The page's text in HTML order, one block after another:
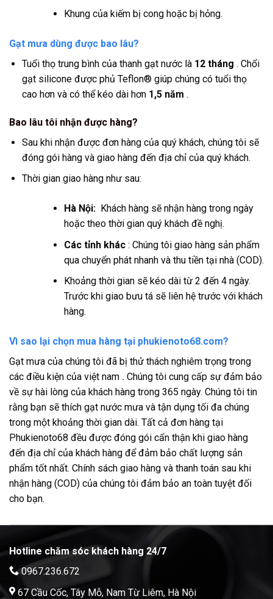
Khung của kiếm bị cong hoặc bị hỏng.
Gạt mưa dùng được bao lâu?
Tuổi thọ trung bình của thanh gạt nước là 12 tháng . Chổi
gạt silicone được phủ Teflon® giúp chúng có tuổi thọ
cao hơn và có thể kéo dài hơn 1,5 năm .
Bao lâu tôi nhận được hàng?
Sau khi nhận được đơn hàng của quý khách, chúng tôi sẽ
đóng gói hàng và giao hàng đến địa chỉ của quý khách.
Thời gian giao hàng như sau:
Hà Nội:Khách hàng sẽ nhận hàng trong ngày
hoặc theo thời gian quý khách đề nghị.
Các tỉnh khác: Chúng tôi giao hàng sản phẩm
qua chuyển phát nhanh và thu tiền tại nhà (COD).
Khoảng thời gian sẽ kéo dài từ 2 đến 4 ngày.
Trước khi giao bưu tá sẽ liên hệ trước với khách
hàng.
Vì sao lại chọn mua hàng tại phukienoto68.com?
Gạt mưa của chúng tôi đã bị thử thách nghiêm trọng trong
các điều kiện của việt nam . Chúng tôi cung cấp sự đảm bảo
về sự hài lòng của khách hàng trong 365 ngày. Chúng tôi tin
rằng bạn sẽ thích gạt nước mưa và tận dụng tối đa chúng
trong một khoảng thời gian dài. Tất cả đơn hàng tại
Phukienoto68 đều được đóng gói cẩn thận khi giao hàng
đến địa chỉ của khách hàng để đảm bảo chất lượng sản
phẩm tốt nhất. Chính sách giao hàng và thanh toán sau khi
nhận hàng (COD) của chúng tôi đảm bảo an toàn tuyệt đối
cho bạn.
Hotline chăm sóc khách hàng 24/7
0967.236.672
67 Cầu Cốc, Tây Mỗ, Nam Từ Liêm, Hà Nội